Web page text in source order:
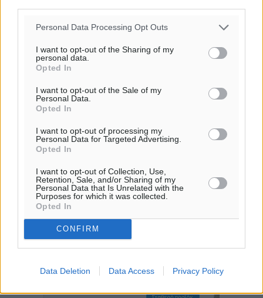
Personal Data Processing Opt Outs
I want to opt-out of the Sharing of my
personal data.
Opted In
I want to opt-out of the Sale of my
Personal Data.
Opted In
I want to opt-out of processing my
Personal Data for Targeted Advertising.
Opted In
I want to opt-out of Collection, Use,
Retention, Sale, and/or Sharing of my
Personal Data that Is Unrelated with the
Purposes for which it was collected.
Opted In
CONFIRM
Data Deletion Data Access Privacy Policy